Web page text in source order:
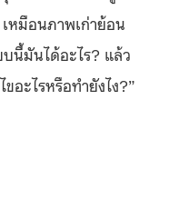
หมือนภาพเก่าย้อน
นี้มันได้อะไร? แล้ว
อะไรหรือทำยังไง?”